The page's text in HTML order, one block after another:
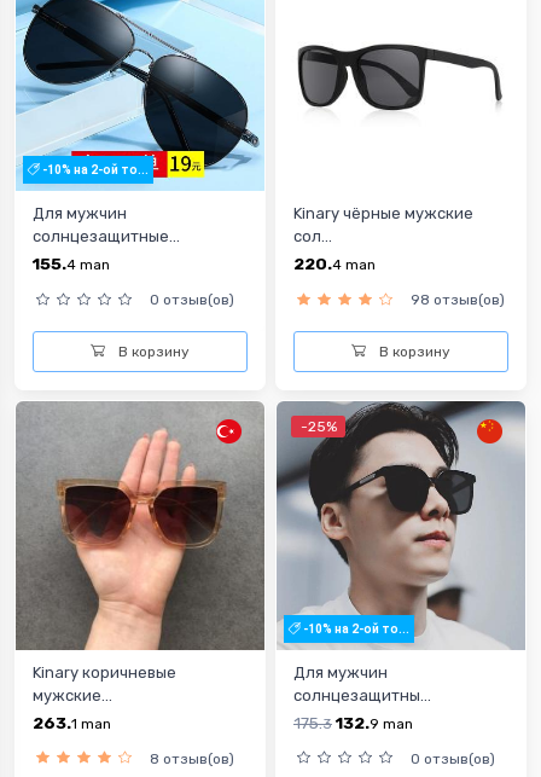
-10% на 2-ой то...
Для мужчин
солнцезащитные...
155.4 man
0 отзыв(ов)
В корзину
Kinary чёрные мужские
сол...
220.4 man
98 отзыв(ов)
В корзину
Kinary коричневые
мужские...
263.1 man
8 отзыв(ов)
-25%
-10% на 2-ой то...
Для мужчин
солнцезащитны...
175.3 132.9 man
0 отзыв(ов)